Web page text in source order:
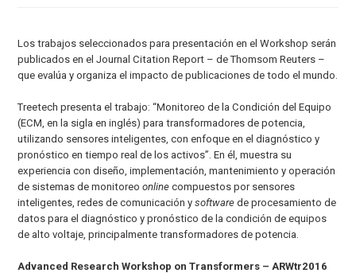
Los trabajos seleccionados para presentación en el Workshop serán
publicados en el Journal Citation Report – de Thomsom Reuters –
que evalúa y organiza el impacto de publicaciones de todo el mundo.
Treetech presenta el trabajo: “Monitoreo de la Condición del Equipo
(ECM, en la sigla en inglés) para transformadores de potencia,
utilizando sensores inteligentes, con enfoque en el diagnóstico y
pronóstico en tiempo real de los activos”. En él, muestra su
experiencia con diseño, implementación, mantenimiento y operación
de sistemas de monitoreoonline compuestos por sensores
inteligentes, redes de comunicación ysoftware de procesamiento de
datos para el diagnóstico y pronóstico de la condición de equipos
de alto voltaje, principalmente transformadores de potencia.
Advanced Research Workshop on Transformers – ARWtr2016